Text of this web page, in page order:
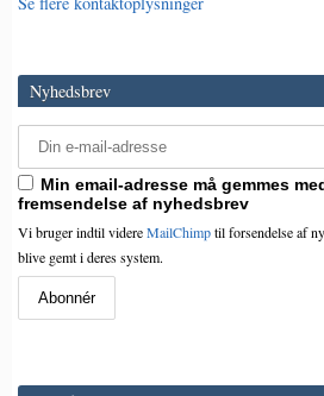
Nyhedsbrev
Min email-adresse må gemmes
fremsendelse af nyhedsbrev
Vi bruger indtil videreMailChimptil forsendelse af
blive gemt i deres system.